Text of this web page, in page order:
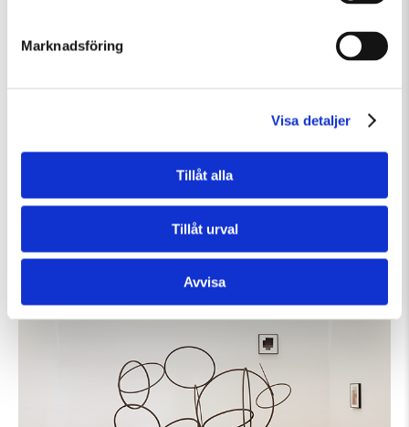
Marknadsföring
Visa detaljer
Tillåt alla
Tillåt urval
Avvisa
Lördag 8 Augusti Kl 15:00
Guided Tour of the Museum (in English)